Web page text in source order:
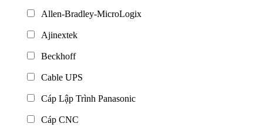
Allen-Bradley-MicroLogix
Ajinextek
Beckhoff
Cable UPS
Cáp Lập Trình Panasonic
Cáp CNC